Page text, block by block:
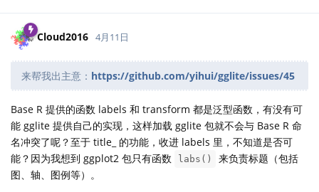
Cloud2016 4月11日
来帮我出主意： https://github.com/yihui/gglite/issues/45
Base R 提供的函数 labels 和 transform 都是泛型函数，有没有可
能 gglite 提供自己的实现，这样加载 gglite 包就不会与 Base R 命
名冲突了呢？至于 title_ 的功能，收进 labels 里，不知道是否可
能？因为我想到 ggplot2 包只有函数
labs()
来负责标题（包括
图、轴、图例等）。